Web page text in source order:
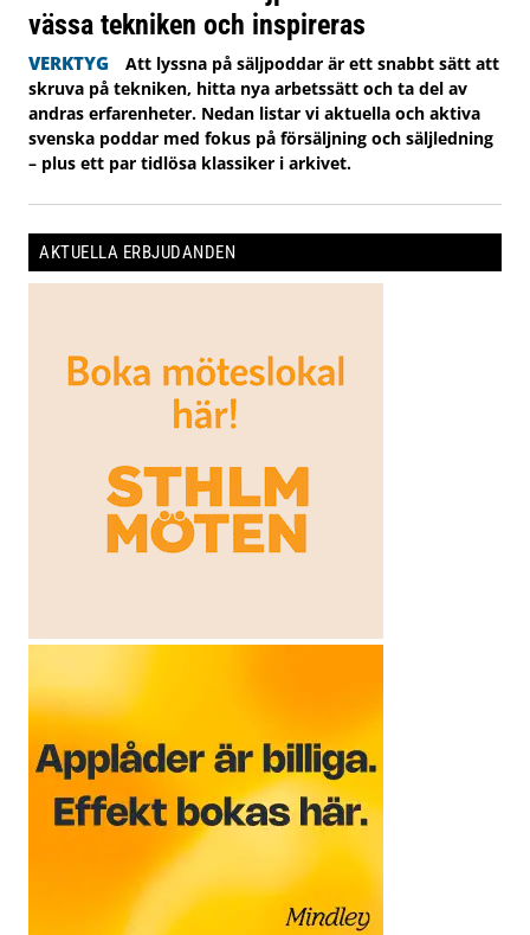
vässa tekniken och inspireras
VERKTYG
Att lyssna på säljpoddar är ett snabbt sätt att
skruva på tekniken, hitta nya arbetssätt och ta del av
andras erfarenheter. Nedan listar vi aktuella och aktiva
svenska poddar med fokus på försäljning och säljledning
– plus ett par tidlösa klassiker i arkivet.
AKTUELLA ERBJUDANDEN